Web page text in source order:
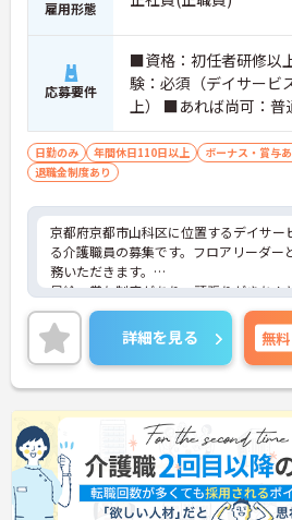
雇用形態
応募要件
■資格：初任者研修以
験：必須（デイサービ
上） ■あれば尚可：普
T限定可）※ワンボッ
務あり
日勤のみ 年間休日110日以上 ボーナス・賞与
退職金制度あり
京都府京都市山科区に位置するデイサー
る介護職員の募集です。フロアリーダー
務いただきます。
昇給・賞与制度があり、頑張りがきちん
る環境です！
また施設リーダー手当、資格手当、業態
種手当が充実しています♪
働きやすい環境が整っており、安心して
いただけます。
ご興味のある方には、面接対策ポイント
に詳細をご案内しますのでお気軽にご相
い！
詳細を見る 無料